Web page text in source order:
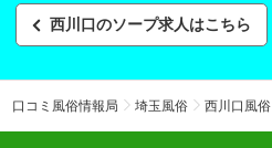
西川口のソープ求人はこちら
口コミ風俗情報局 埼玉風俗 西川口風俗